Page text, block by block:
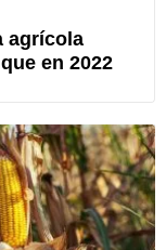
agrícola
en 2022